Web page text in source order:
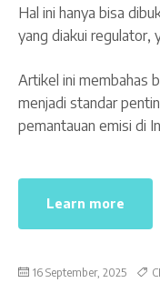
Hal ini hanya bisa
yang diakui regulator,
Artikel ini membahas
menjadi standar
pemantauan emisi di
Learn more
16 September, 2025